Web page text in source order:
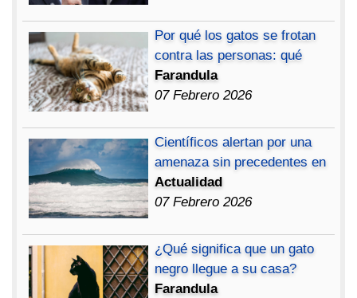
Por qué los gatos se frotan
contra las personas: qué
Farandula
07 Febrero 2026
Científicos alertan por una
amenaza sin precedentes en
Actualidad
07 Febrero 2026
¿Qué significa que un gato
negro llegue a su casa?
Farandula